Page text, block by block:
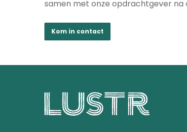
samen met onze opdrachtgever na
Kom in contact